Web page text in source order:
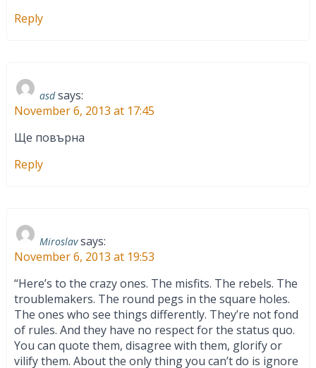
Reply
asd says:
November 6, 2013 at 17:45
Ще повърна
Reply
Miroslav says:
November 6, 2013 at 19:53
“Here’s to the crazy ones. The misfits. The rebels. The
troublemakers. The round pegs in the square holes.
The ones who see things differently. They’re not fond
of rules. And they have no respect for the status quo.
You can quote them, disagree with them, glorify or
vilify them. About the only thing you can’t do is ignore